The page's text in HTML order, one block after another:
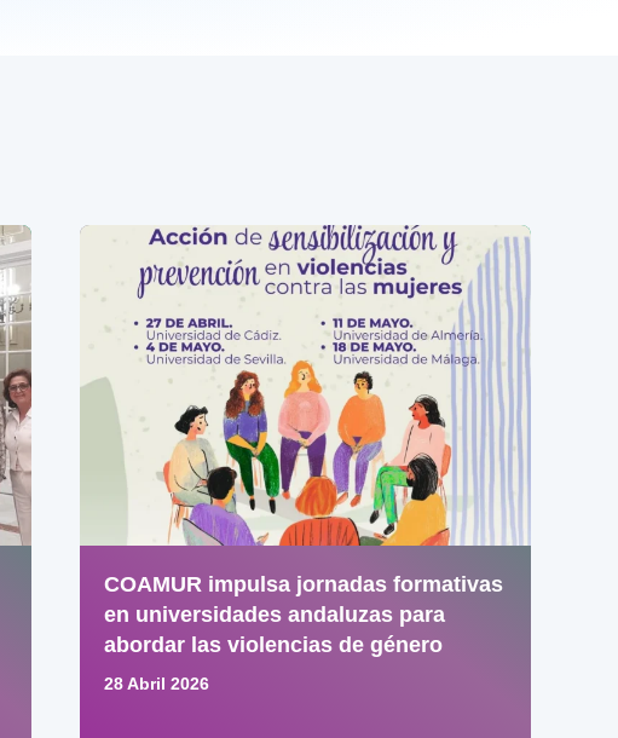
COAMUR impulsa jornadas formativas
en universidades andaluzas para
abordar las violencias de género
28 Abril 2026